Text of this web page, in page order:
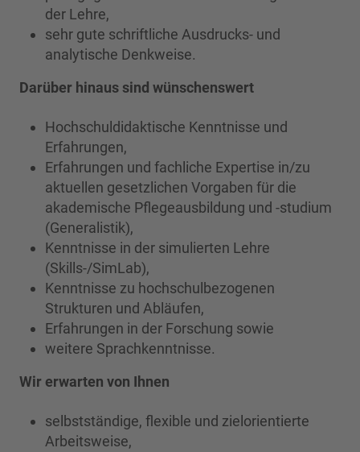
der Lehre,
sehr gute schriftliche Ausdrucks- und
analytische Denkweise.
Darüber hinaus sind wünschenswert
Hochschuldidaktische Kenntnisse und
Erfahrungen,
Erfahrungen und fachliche Expertise in/zu
aktuellen gesetzlichen Vorgaben für die
akademische Pflegeausbildung und ‑studium
(Generalistik),
Kenntnisse in der simulierten Lehre
(Skills-/SimLab),
Kenntnisse zu hochschulbezogenen
Strukturen und Abläufen,
Erfahrungen in der Forschung sowie
weitere Sprachkenntnisse.
Wir erwarten von Ihnen
selbstständige, flexible und zielorientierte
Arbeitsweise,